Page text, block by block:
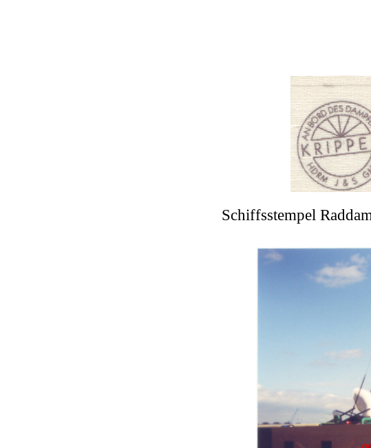
Schiffsstempel